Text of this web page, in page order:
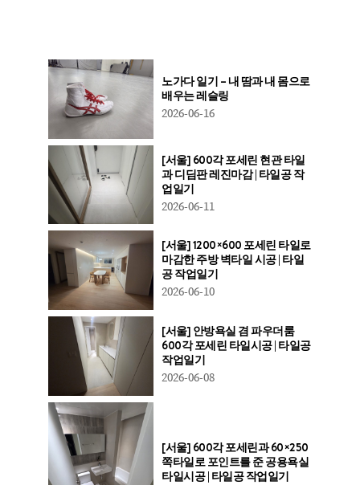
노가다 일기 – 내 땀과 내 몸으로
배우는 레슬링
2026-06-16
[서울] 600각 포세린 현관 타일
과 디딤판 레진마감 | 타일공 작
업일기
2026-06-11
[서울] 1200×600 포세린 타일로
마감한 주방 벽타일 시공 | 타일
공 작업일기
2026-06-10
[서울] 안방욕실 겸 파우더룸
600각 포세린 타일시공 | 타일공
작업일기
2026-06-08
[서울] 600각 포세린과 60×250
쪽타일로 포인트를 준 공용욕실
타일시공 | 타일공 작업일기